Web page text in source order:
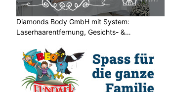
Diamonds Body GmbH mit System:
Laserhaarentfernung, Gesichts- &